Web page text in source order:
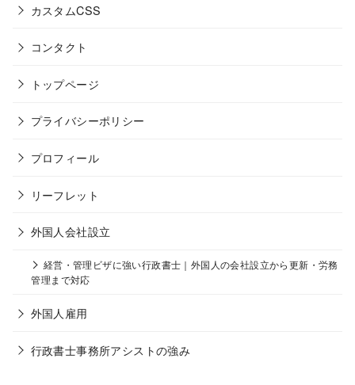
カスタムCSS
コンタクト
トップページ
プライバシーポリシー
プロフィール
リーフレット
外国人会社設立
経営・管理ビザに強い行政書士｜外国人の会社設立から更新・労務
管理まで対応
外国人雇用
行政書士事務所アシストの強み